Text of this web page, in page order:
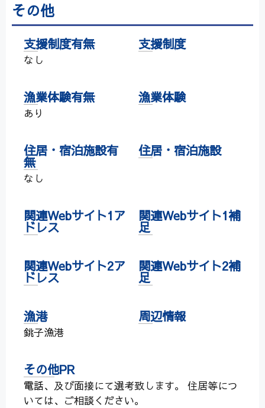
その他
支援制度有無
なし
支援制度
漁業体験有無
あり
漁業体験
住居・宿泊施設有
無
なし
住居・宿泊施設
関連Webサイト1ア
ドレス
関連Webサイト1補
足
関連Webサイト2ア
ドレス
関連Webサイト2補
足
漁港
銚子漁港
周辺情報
その他PR
電話、及び面接にて選考致します。 住居等につ
いては、ご相談ください。